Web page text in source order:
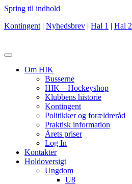
Spring til indhold
Kontingent | Nyhedsbrev | Hal 1 | Hal 2
Om HIK
Busserne
HIK – Hockeyshop
Klubbens historie
Kontingent
Politikker og forældreråd
Praktisk information
Årets priser
Log In
Kontakter
Holdoversigt
Ungdom
U8